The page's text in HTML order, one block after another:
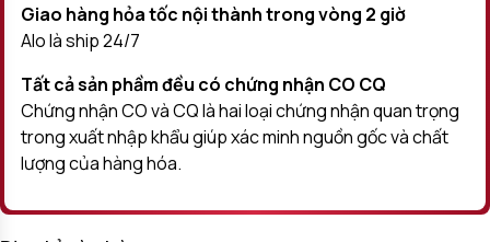
Giao hàng hỏa tốc nội thành trong vòng 2 giờ
Alo là ship 24/7
Tất cả sản phầm đều có chứng nhận CO CQ
Chứng nhận CO và CQ là hai loại chứng nhận quan trọng
trong xuất nhập khẩu giúp xác minh nguồn gốc và chất
lượng của hàng hóa.